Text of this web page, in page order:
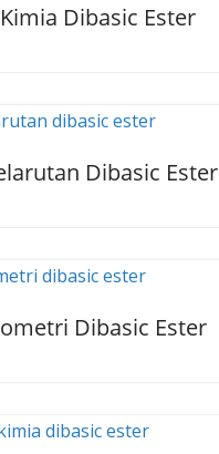
Dibasic Ester
Dibasic Ester
Dibasic Ester